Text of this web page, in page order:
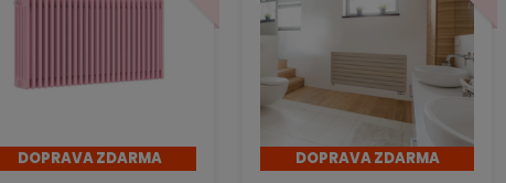
DOPRAVA ZDARMA DOPRAVA ZDARMA